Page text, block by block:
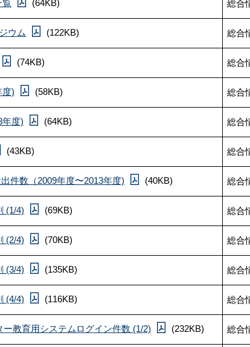
覧 (64KB) 総合
ウム (122KB) 総合
(74KB) 総合
度) (58KB) 総合
年度) (64KB) 総合
(43KB) 総合
件数（2009年度〜2013年度) (40KB) 総合
(1/4) (69KB) 総合
(2/4) (70KB) 総合
(3/4) (135KB) 総合
(4/4) (116KB) 総合
教育用システムログイン件数 (1/2) (232KB) 総合